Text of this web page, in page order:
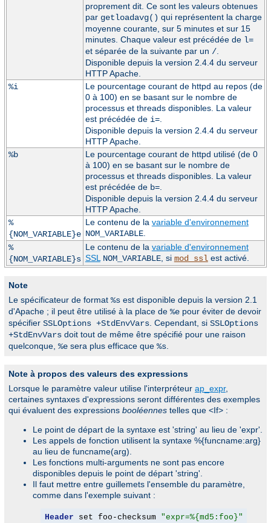
proprement dit. Ce sont les valeurs obtenues
par getloadavg() qui représentent la charge
moyenne courante, sur 5 minutes et sur 15
minutes. Chaque valeur est précédée de l=
et séparée de la suivante par un /.
Disponible depuis la version 2.4.4 du serveur
HTTP Apache.
%i
Le pourcentage courant de httpd au repos (de
0 à 100) en se basant sur le nombre de
processus et threads disponibles. La valeur
est précédée de i=.
Disponible depuis la version 2.4.4 du serveur
HTTP Apache.
%b
Le pourcentage courant de httpd utilisé (de 0
à 100) en se basant sur le nombre de
processus et threads disponibles. La valeur
est précédée de b=.
Disponible depuis la version 2.4.4 du serveur
HTTP Apache.
%
{NOM_VARIABLE}e
Le contenu de la variable d'environnement
NOM_VARIABLE.
%
{NOM_VARIABLE}s
Le contenu de la variable d'environnement
SSL NOM_VARIABLE, si mod_ssl est activé.
Note
Le spécificateur de format %s est disponible depuis la version 2.1
d'Apache ; il peut être utilisé à la place de %e pour éviter de devoir
spécifier SSLOptions +StdEnvVars . Cependant, si SSLOptions
+StdEnvVars doit tout de même être spécifié pour une raison
quelconque, %e sera plus efficace que %s
Note à propos des valeurs des expressions
Lorsque le paramètre valeur utilise l'interpréteur ap_expr,
certaines syntaxes d'expressions seront différentes des exemples
qui évaluent des expressions booléennes telles que <If> :
Le point de départ de la syntaxe est 'string' au lieu de 'expr'.
Les appels de fonction utilisent la syntaxe %{funcname:arg}
au lieu de funcname(arg).
Les fonctions multi-arguments ne sont pas encore
disponibles depuis le point de départ 'string'.
Il faut mettre entre guillemets l'ensemble du paramètre,
comme dans l'exemple suivant :
Header set foo-checksum "expr=%{md5:foo}"